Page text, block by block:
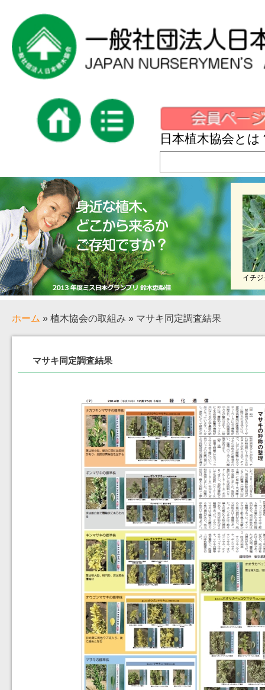
日本植木協会とは
イチ
ホーム » 植木協会の取組み » マサキ同定調査結果
マサキ同定調査結果